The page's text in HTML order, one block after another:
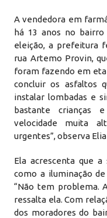
A vendedora em
há 13 anos no bairro
eleição, a prefeitura
rua Artemo Provin,
foram fazendo em
concluir os asfaltos
instalar lombadas e
bastante crianças
velocidade muita
urgentes”, observa
Ela acrescenta que
como a iluminação
“Não tem problema.
ressalta ela. Com
dos moradores do